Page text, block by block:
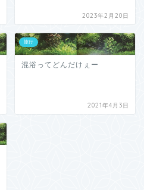
2023年2月20日
旅行
混浴ってどんだけぇー
2021年4月3日